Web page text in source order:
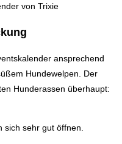
von Trixie
ansprechend
Hundewelpen. Der
Hunderassen überhaupt:
sehr gut öffnen.